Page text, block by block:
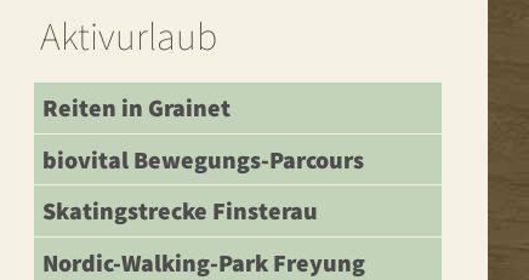
Aktivurlaub
Reiten in Grainet
biovital Bewegungs-Parcours
Skatingstrecke Finsterau
Nordic-Walking-Park Freyung